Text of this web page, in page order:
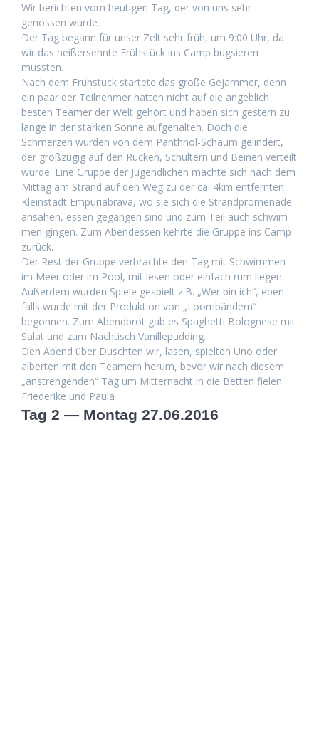
Wir bericht­en vom heuti­gen Tag, der von uns sehr
genossen wurde.
Der Tag begann für unser Zelt sehr früh, um 9:00 Uhr, da
wir das heißersehnte Früh­stück ins Camp bugsieren
mussten.
Nach dem Früh­stück startete das große Gejam­mer, denn
ein paar der Teil­nehmer hat­ten nicht auf die ange­blich
besten Team­er der Welt gehört und haben sich gestern zu
lange in der starken Sonne aufge­hal­ten. Doch die
Schmerzen wur­den von dem Pan­th­nol-Schaum gelin­dert,
der großzügig auf den Rück­en, Schul­tern und Beinen verteilt
wurde. Eine Gruppe der Jugendlichen machte sich nach dem
Mit­tag am Strand auf den Weg zu der ca. 4km ent­fer­n­ten
Kle­in­stadt Empuriabra­va, wo sie sich die Strand­prom­e­nade
ansa­hen, essen gegan­gen sind und zum Teil auch schwim­
men gin­gen. Zum Aben­dessen kehrte die Gruppe ins Camp
zurück.
Der Rest der Gruppe ver­brachte den Tag mit Schwim­men
im Meer oder im Pool, mit lesen oder ein­fach rum liegen.
Außer­dem wur­den Spiele gespielt z.B. „Wer bin ich“, eben­
falls wurde mit der Pro­duk­tion von „Loom­bän­dern“
begonnen. Zum Abend­brot gab es Spaghet­ti Bolog­nese mit
Salat und zum Nachtisch Vanillepudding.
Den Abend über Duscht­en wir, lasen, spiel­ten Uno oder
alberten mit den Team­ern herum, bevor wir nach diesem
„anstren­gen­den“ Tag um Mit­ter­nacht in die Bet­ten fielen.
Friederike und Paula
Tag 2 — Montag 27.06.2016